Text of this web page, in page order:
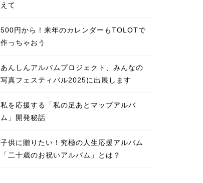
えて
500円から！来年のカレンダーもTOLOTで
作っちゃおう
あんしんアルバムプロジェクト、みんなの
写真フェスティバル2025に出展します
私を応援する「私の足あとマップアルバ
ム」開発秘話
子供に贈りたい！究極の人生応援アルバム
「二十歳のお祝いアルバム」とは？